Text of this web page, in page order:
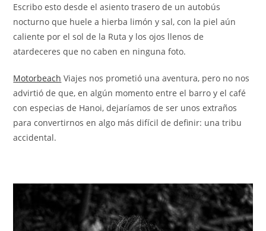
Escribo esto desde el asiento trasero de un autobús
nocturno que huele a hierba limón y sal, con la piel aún
caliente por el sol de la Ruta y los ojos llenos de
atardeceres que no caben en ninguna foto.
Motorbeach Viajes nos prometió una aventura, pero no nos
advirtió de que, en algún momento entre el barro y el café
con especias de Hanoi, dejaríamos de ser unos extraños
para convertirnos en algo más difícil de definir: una tribu
accidental.